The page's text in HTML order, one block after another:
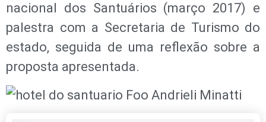
nacional dos Santuários (março 2017) e
palestra com a Secretaria de Turismo do
estado, seguida de uma reflexão sobre a
proposta apresentada.